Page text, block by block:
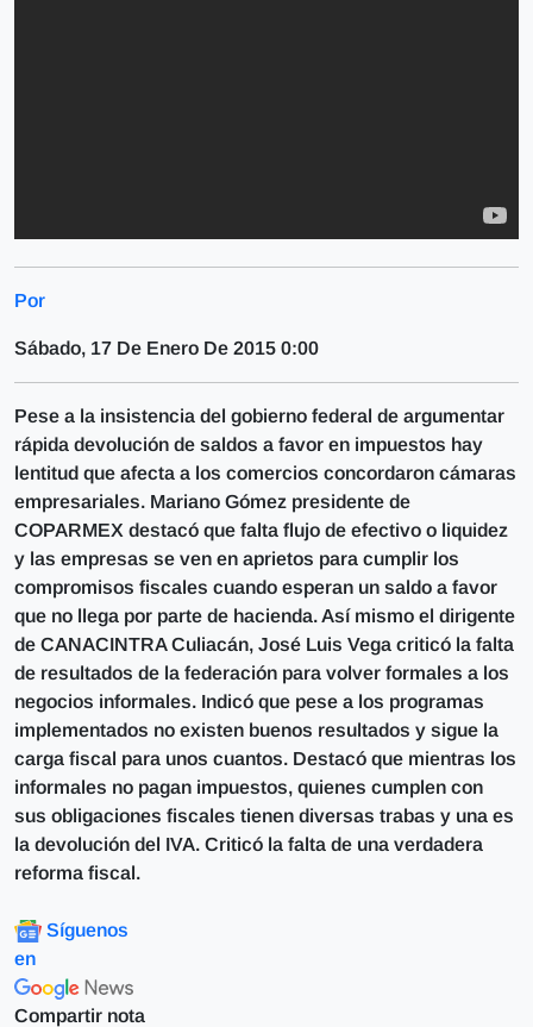
Por
Sábado, 17 De Enero De 2015 0:00
Pese a la insistencia del gobierno federal de argumentar
rápida devolución de saldos a favor en impuestos hay
lentitud que afecta a los comercios concordaron cámaras
empresariales. Mariano Gómez presidente de
COPARMEX destacó que falta flujo de efectivo o liquidez
y las empresas se ven en aprietos para cumplir los
compromisos fiscales cuando esperan un saldo a favor
que no llega por parte de hacienda. Así mismo el dirigente
de CANACINTRA Culiacán, José Luis Vega criticó la falta
de resultados de la federación para volver formales a los
negocios informales. Indicó que pese a los programas
implementados no existen buenos resultados y sigue la
carga fiscal para unos cuantos. Destacó que mientras los
informales no pagan impuestos, quienes cumplen con
sus obligaciones fiscales tienen diversas trabas y una es
la devolución del IVA. Criticó la falta de una verdadera
reforma fiscal.
Síguenos
en
Compartir nota